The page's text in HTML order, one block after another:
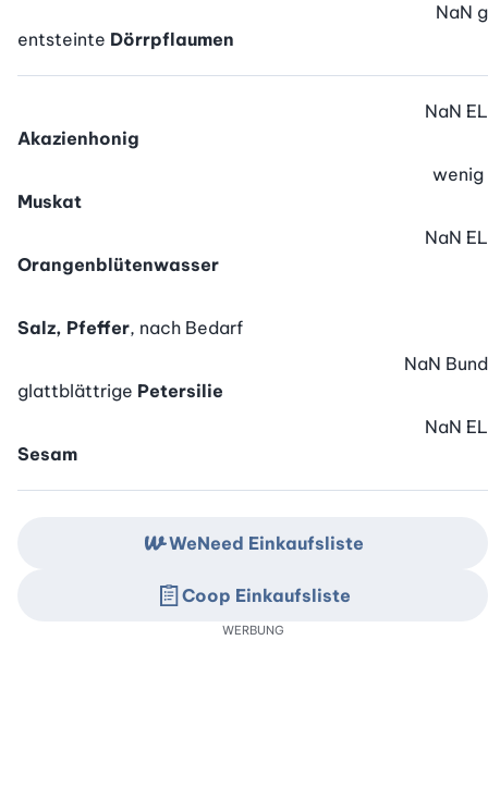
entsteinte Dörrpflaumen
NaN g
Akazienhonig
NaN EL
Muskat
wenig
Orangenblütenwasser
NaN EL
Salz, Pfeffer, nach Bedarf
glattblättrige Petersilie
NaN Bund
Sesam
NaN EL
WeNeed Einkaufsliste
Coop Einkaufsliste
WERBUNG